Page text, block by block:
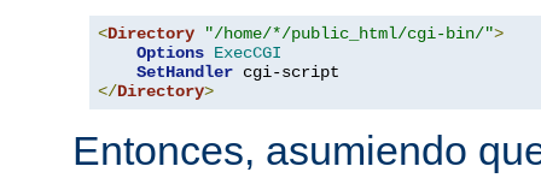
<Directory "/home/*/public_html/cgi-bin/">
Options ExecCGI
SetHandler
</Directory>
Entonces, asumiendo